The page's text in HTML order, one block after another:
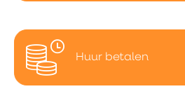
Huur betalen